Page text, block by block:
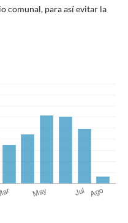
comunal, para así evitar la